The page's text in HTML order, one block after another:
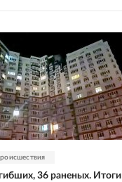
36 раненых. Итоги